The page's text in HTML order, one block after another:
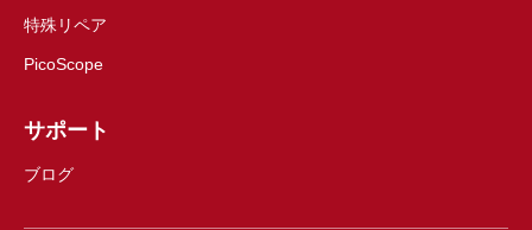
特殊リペア
PicoScope
サポート
ブログ